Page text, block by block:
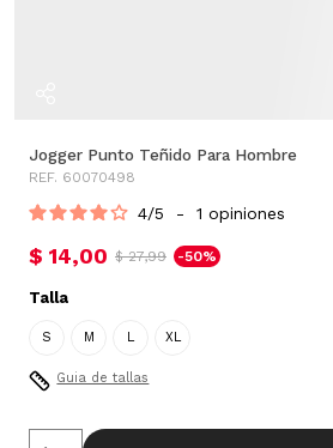
Jogger Punto Teñido Para Hombre
REF. 60070498
4/5 - 1 opiniones
$ 14,00 $ 27,99 -50%
Talla
S M L XL
Guia de tallas